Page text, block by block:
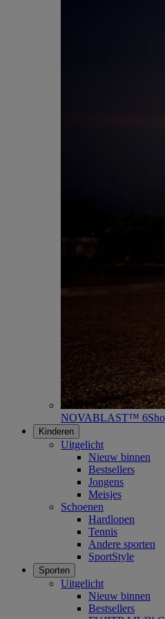
NOVABLAST™ 6
Kinderen
Uitgelicht
Nieuw binnen
Bestsellers
Jongens
Meisjes
Schoenen
Hardlopen
Tennis
Andere sporten
SportStyle
Sporten
Uitgelicht
Nieuw binnen
Bestsellers